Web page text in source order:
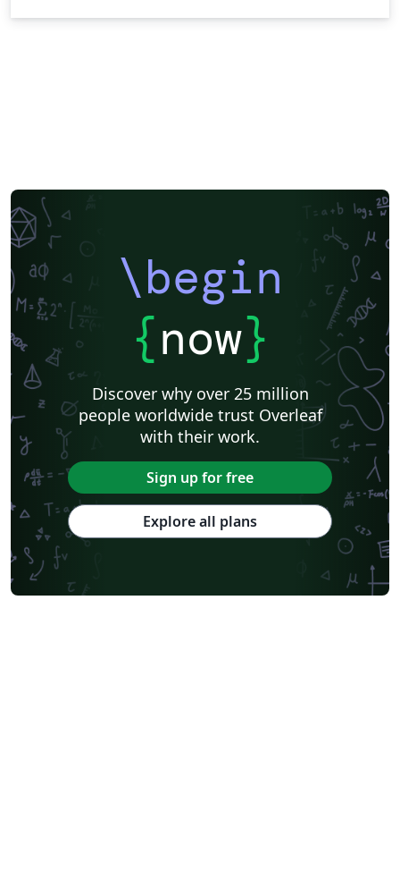
\begin
{now}
Discover why over 25 million
people worldwide trust Overleaf
with their work.
Sign up for free
Explore all plans